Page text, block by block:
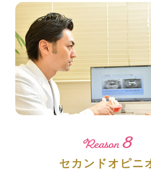
Reason8
セカンドオピニ